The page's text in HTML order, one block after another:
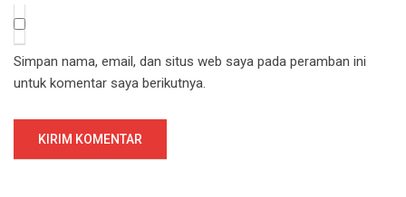
Simpan nama, email, dan situs web saya pada peramban ini
untuk komentar saya berikutnya.